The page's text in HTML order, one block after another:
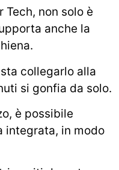
Tech, non solo è
anche la
collegarlo alla
si gonfia da solo.
è possibile
integrata, in modo